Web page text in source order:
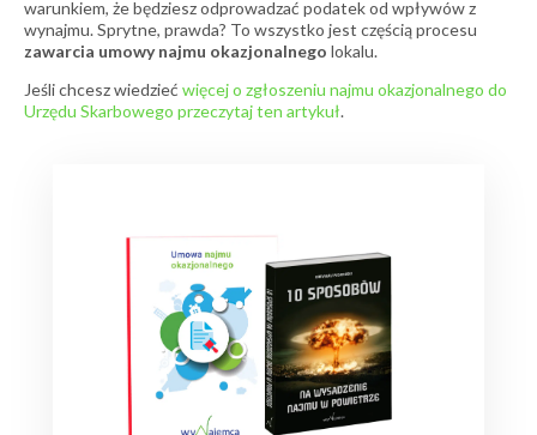
warunkiem, że będziesz odprowadzać podatek od wpływów z
wynajmu. Sprytne, prawda? To wszystko jest częścią procesu
zawarcia umowy najmu okazjonalnego lokalu.
Jeśli chcesz wiedzieć więcej o zgłoszeniu najmu okazjonalnego do
Urzędu Skarbowego przeczytaj ten artykuł.